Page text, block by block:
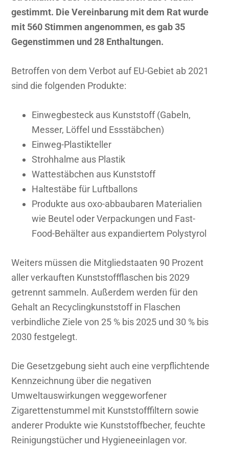
gestimmt. Die Vereinbarung mit dem Rat wurde
mit 560 Stimmen angenommen, es gab 35
Gegenstimmen und 28 Enthaltungen.
Betroffen von dem Verbot auf EU-Gebiet ab 2021
sind die folgenden Produkte:
Einwegbesteck aus Kunststoff (Gabeln,
Messer, Löffel und Essstäbchen)
Einweg-Plastikteller
Strohhalme aus Plastik
Wattestäbchen aus Kunststoff
Haltestäbe für Luftballons
Produkte aus oxo-abbaubaren Materialien
wie Beutel oder Verpackungen und Fast-
Food-Behälter aus expandiertem Polystyrol
Weiters müssen die Mitgliedstaaten 90 Prozent
aller verkauften Kunststoffflaschen bis 2029
getrennt sammeln. Außerdem werden für den
Gehalt an Recyclingkunststoff in Flaschen
verbindliche Ziele von 25 % bis 2025 und 30 % bis
2030 festgelegt.
Die Gesetzgebung sieht auch eine verpflichtende
Kennzeichnung über die negativen
Umweltauswirkungen weggeworfener
Zigarettenstummel mit Kunststofffiltern sowie
anderer Produkte wie Kunststoffbecher, feuchte
Reinigungstücher und Hygieneeinlagen vor.